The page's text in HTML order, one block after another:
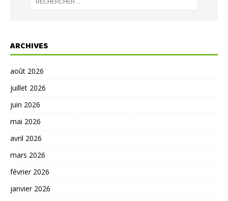
ARCHIVES
août 2026
juillet 2026
juin 2026
mai 2026
avril 2026
mars 2026
février 2026
janvier 2026